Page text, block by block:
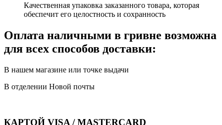
Качественная упаковка заказанного товара, которая
обеспечит его целостность и сохранность
Оплата наличными в гривне возможна
для всех способов доставки:
В нашем магазине или точке выдачи
В отделении Новой почты
КАРТОЙ VISA / MASTERCARD